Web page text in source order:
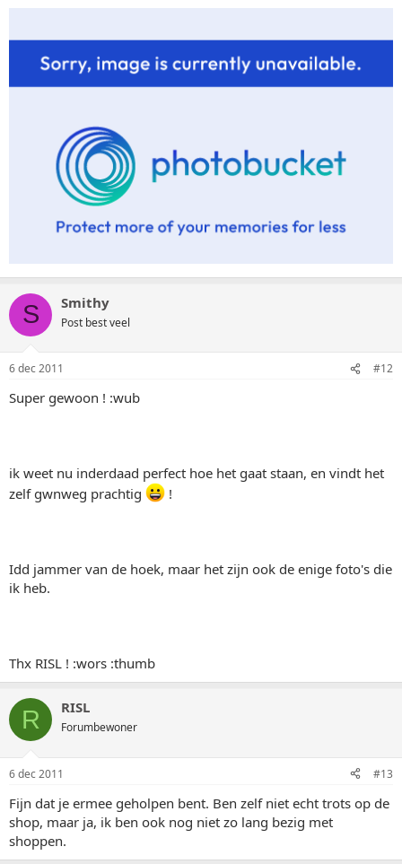
S Smithy
Post best veel
6 dec 2011 #12
Super gewoon ! :wub
ik weet nu inderdaad perfect hoe het gaat staan, en vindt het
zelf gwnweg prachtig
!
Idd jammer van de hoek, maar het zijn ook de enige foto's die
ik heb.
Thx RISL ! :wors :thumb
R RISL
Forumbewoner
6 dec 2011 #13
Fijn dat je ermee geholpen bent. Ben zelf niet echt trots op de
shop, maar ja, ik ben ook nog niet zo lang bezig met
shoppen.